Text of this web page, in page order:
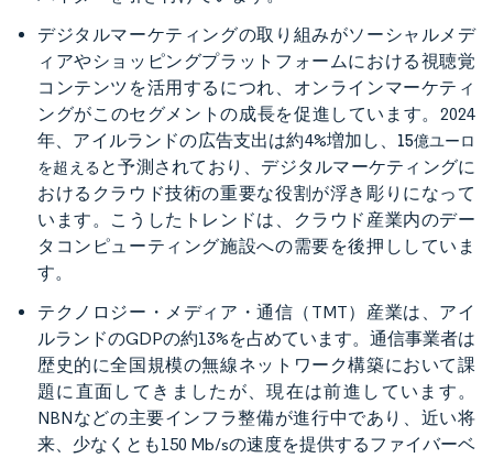
デジタルマーケティングの取り組みがソーシャルメデ
ィアやショッピングプラットフォームにおける視聴覚
コンテンツを活用するにつれ、オンラインマーケティ
ングがこのセグメントの成長を促進しています。2024
年、アイルランドの広告支出は約4%増加し、 15億ユーロ
を超えると予測されており、デジタルマーケティングに
おけるクラウド技術の重要な役割が浮き彫りになって
います。こうしたトレンドは、クラウド産業内のデー
タコンピューティング施設への需要を後押ししていま
す。
テクノロジー・メディア・通信（TMT）産業は、アイ
ルランドのGDPの約13%を占めています。通信事業者は
歴史的に全国規模の無線ネットワーク構築において課
題に直面してきましたが、現在は前進しています。
NBNなどの主要インフラ整備が進行中であり、近い将
来、少なくとも150 Mb/sの速度を提供するファイバーベ